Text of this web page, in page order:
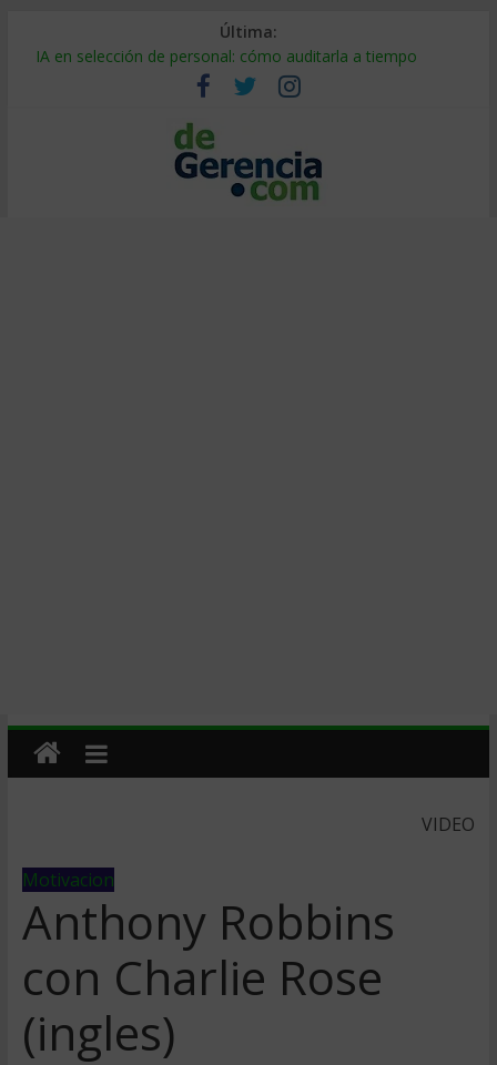
Última:
Despido silencioso: qué es y por qué sale tan caro
IA en selección de personal: cómo auditarla a tiempo
Trabajo forzoso en la cadena de suministro: qué hacer
Stablecoins para empresas: cómo pagar y cobrar en 2026
VIDEO
Motivacion
Anthony Robbins
con Charlie Rose
(ingles)